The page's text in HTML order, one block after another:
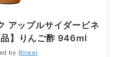
アップルサイダービネ
】りんご酢 946ml
by Rinker